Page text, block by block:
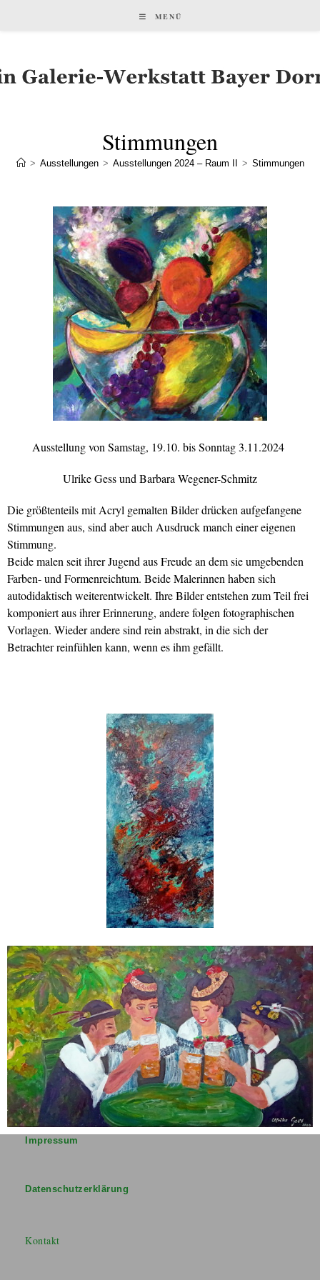
MENÜ
Stimmungen
> Ausstellungen > Ausstellungen 2024 – Raum II > Stimmungen
Ausstellung von Samstag, 19.10. bis Sonntag 3.11.2024
Ulrike Gess und Barbara Wegener-Schmitz
Die größtenteils mit Acryl gemalten Bilder drücken aufgefangene
Stimmungen aus, sind aber auch Ausdruck manch einer eigenen
Stimmung.
Beide malen seit ihrer Jugend aus Freude an dem sie umgebenden
Farben- und Formenreichtum. Beide Malerinnen haben sich
autodidaktisch weiterentwickelt. Ihre Bilder entstehen zum Teil frei
komponiert aus ihrer Erinnerung, andere folgen fotographischen
Vorlagen. Wieder andere sind rein abstrakt, in die sich der
Betrachter reinfühlen kann, wenn es ihm gefällt.
Impressum
Datenschutzerklärung
Kontakt